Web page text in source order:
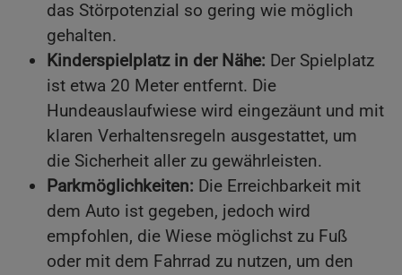
das Störpotenzial so gering wie möglich
gehalten.
Kinderspielplatz in der Nähe: Der Spielplatz
ist etwa 20 Meter entfernt. Die
Hundeauslaufwiese wird eingezäunt und mit
klaren Verhaltensregeln ausgestattet, um
die Sicherheit aller zu gewährleisten.
Parkmöglichkeiten: Die Erreichbarkeit mit
dem Auto ist gegeben, jedoch wird
empfohlen, die Wiese möglichst zu Fuß
oder mit dem Fahrrad zu nutzen, um den